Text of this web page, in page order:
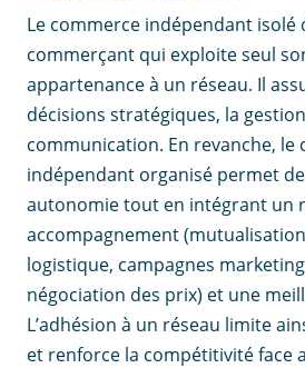
Le commerce indépendant isolé
commerçant qui exploite seul
appartenance à un réseau. Il
décisions stratégiques, la
communication. En revanche, le
indépendant organisé permet
autonomie tout en intégrant un
accompagnement
logistique, campagnes
négociation des prix) et une
L’adhésion à un réseau limite
et renforce la compétitivité face